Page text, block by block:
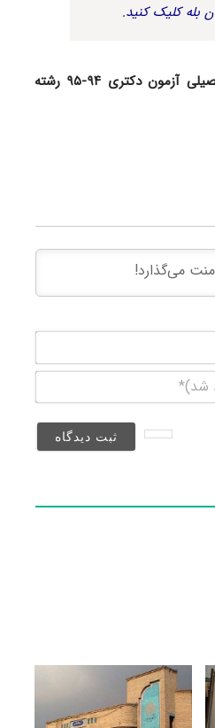
بله کلیک کنید.
دانلود سؤالات استعداد تحصیلی آزمون دکتری ۹۴-۹۵ رشته
(منتشر